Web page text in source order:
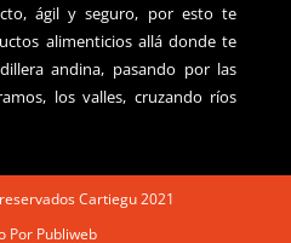
ágil y seguro, por esto te
alimenticios allá donde te
andina, pasando por las
los valles, cruzando ríos
Cartiegu 2021
Por Publiweb